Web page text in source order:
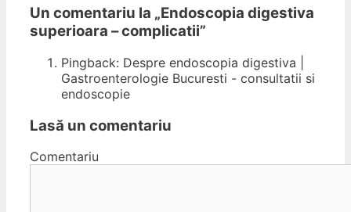
Un comentariu la „Endoscopia digestiva
superioara – complicatii”
Pingback: Despre endoscopia digestiva |
Gastroenterologie Bucuresti - consultatii si
endoscopie
Lasă un comentariu
Comentariu